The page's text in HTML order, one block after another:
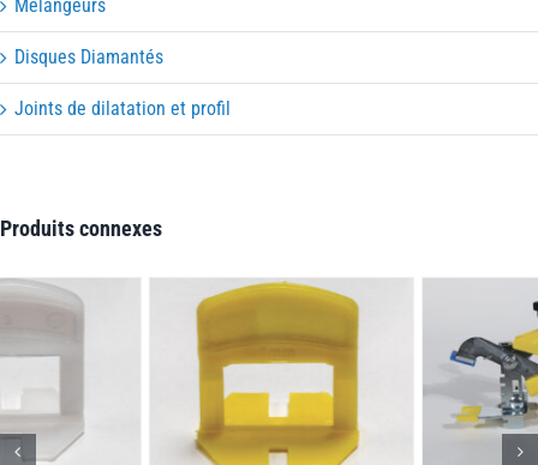
Mélangeurs
Disques Diamantés
Joints de dilatation et profil
Produits connexes